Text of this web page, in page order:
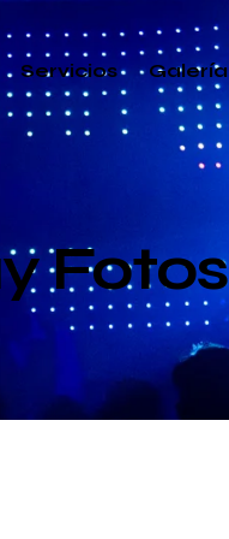
Servicios Galería
Fotos